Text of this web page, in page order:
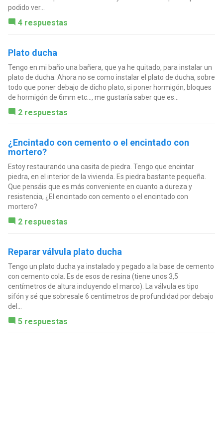
podido ver...
4 respuestas
Plato ducha
Tengo en mi baño una bañera, que ya he quitado, para instalar un
plato de ducha. Ahora no se como instalar el plato de ducha, sobre
todo que poner debajo de dicho plato, si poner hormigón, bloques
de hormigón de 6mm etc..., me gustaría saber que es...
2 respuestas
¿Encintado con cemento o el encintado con
mortero?
Estoy restaurando una casita de piedra. Tengo que encintar
piedra, en el interior de la vivienda. Es piedra bastante pequeña.
Que pensáis que es más conveniente en cuanto a dureza y
resistencia, ¿El encintado con cemento o el encintado con
mortero?
2 respuestas
Reparar válvula plato ducha
Tengo un plato ducha ya instalado y pegado a la base de cemento
con cemento cola. Es de esos de resina (tiene unos 3,5
centímetros de altura incluyendo el marco). La válvula es tipo
sifón y sé que sobresale 6 centímetros de profundidad por debajo
del...
5 respuestas